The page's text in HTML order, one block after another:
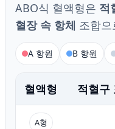
ABO식 혈액형은 적
혈장 속 항체 조합
A 항원 B 항원
혈액형 적혈구
A형